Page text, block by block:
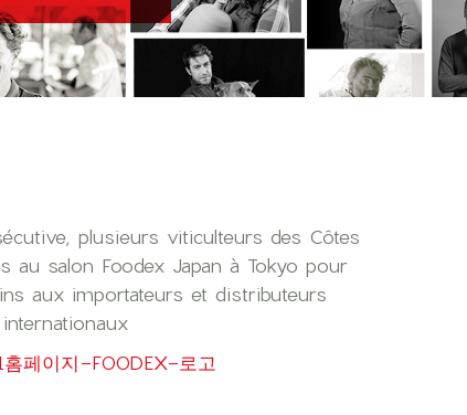
plusieurs viticulteurs des Côtes
au salon Foodex Japan à Tokyo pour
aux importateurs et distributeurs
internationaux